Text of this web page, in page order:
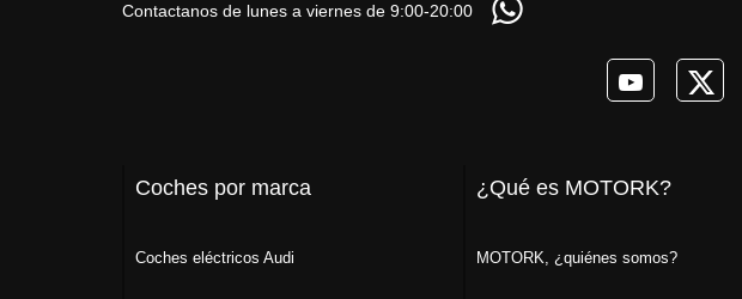
Contactanos de lunes a viernes de 9:00-20:00
Coches por marca
Coches eléctricos Audi
¿Qué es MOTORK?
MOTORK, ¿quiénes somos?